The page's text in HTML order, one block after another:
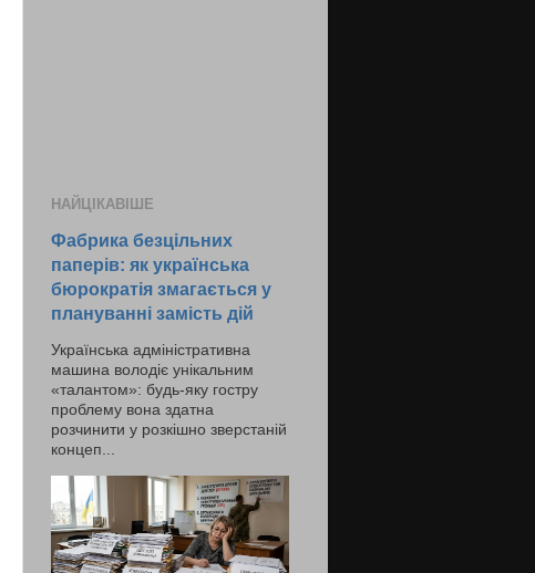
НАЙЦІКАВІШЕ
Фабрика безцільних
паперів: як українська
бюрократія змагається у
плануванні замість дій
Українська адміністративна
машина володіє унікальним
«талантом»: будь-яку гостру
проблему вона здатна
розчинити у розкішно зверстаній
концеп...